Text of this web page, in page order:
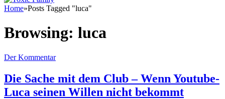
Home»Posts Tagged "luca"
Browsing: luca
Der Kommentar
Die Sache mit dem Club – Wenn Youtube-
Luca seinen Willen nicht bekommt